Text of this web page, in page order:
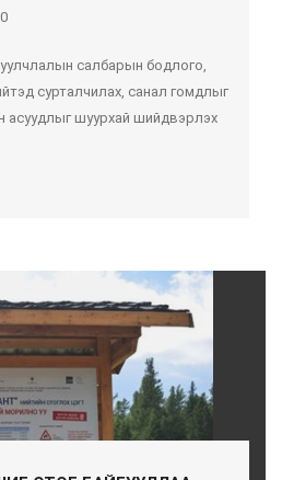
салбарын бодлого,
сурталчилах, санал гомдлыг
асуудлыг шуурхай шийдвэрлэх